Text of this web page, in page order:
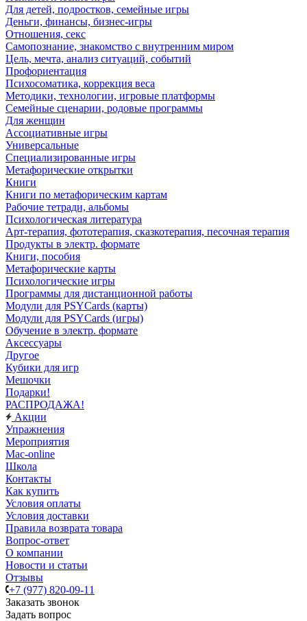
Для детей, подростков, семейные игры
Деньги, финансы, бизнес-игры
Отношения, секс
Самопознание, знакомство с внутренним миром
Цель, мечта, анализ ситуаций, событий
Профориентация
Психосоматика, коррекция веса
Методики, технологии, игровые платформы
Семейные сценарии, родовые программы
Для женщин
Ассоциативные игры
Универсальные
Специализированные игры
Метафорические открытки
Книги
Книги по метафорическим картам
Рабочие тетради, альбомы
Психологическая литература
Арт-терапия, фототерапия, сказкотерапия, песочная терапия
Продукты в электр. формате
Книги, пособия
Метафорические карты
Психологические игры
Программы для дистанционной работы
Модули для PSYCards (карты)
Модули для PSYCards (игры)
Обучение в электр. формате
Аксессуары
Другое
Кубики для игр
Мешочки
Подарки!
РАСПРОДАЖА!
Акции
Упражнения
Мероприятия
Mac-online
Школа
Контакты
Как купить
Условия оплаты
Условия доставки
Правила возврата товара
Вопрос-ответ
О компании
Новости и статьи
Отзывы
+7 (977) 820-09-11
Заказать звонок
Задать вопрос